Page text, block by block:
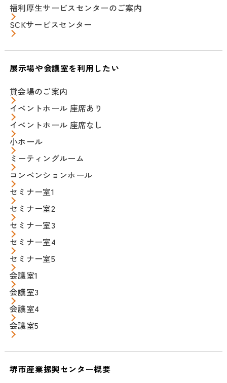
福利厚生サービスセンターのご案内
SCKサービスセンター
展示場や会議室を利用したい
貸会場のご案内
イベントホール 座席あり
イベントホール 座席なし
小ホール
ミーティングルーム
コンベンションホール
セミナー室1
セミナー室2
セミナー室3
セミナー室4
セミナー室5
会議室1
会議室3
会議室4
会議室5
堺市産業振興センター概要